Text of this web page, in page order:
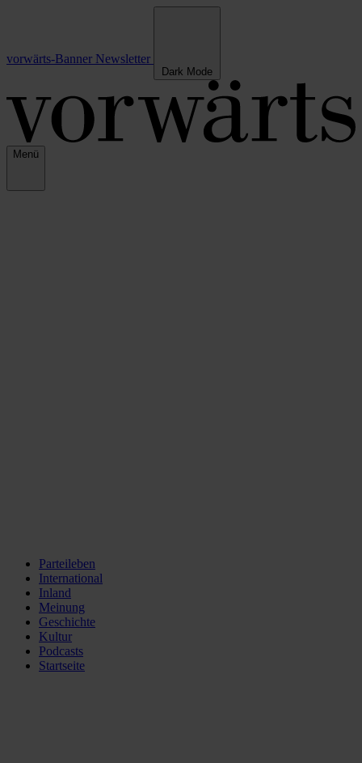
vorwärts-Banner Newsletter
Dark Mode
Menü
Parteileben
International
Inland
Meinung
Geschichte
Kultur
Podcasts
Startseite